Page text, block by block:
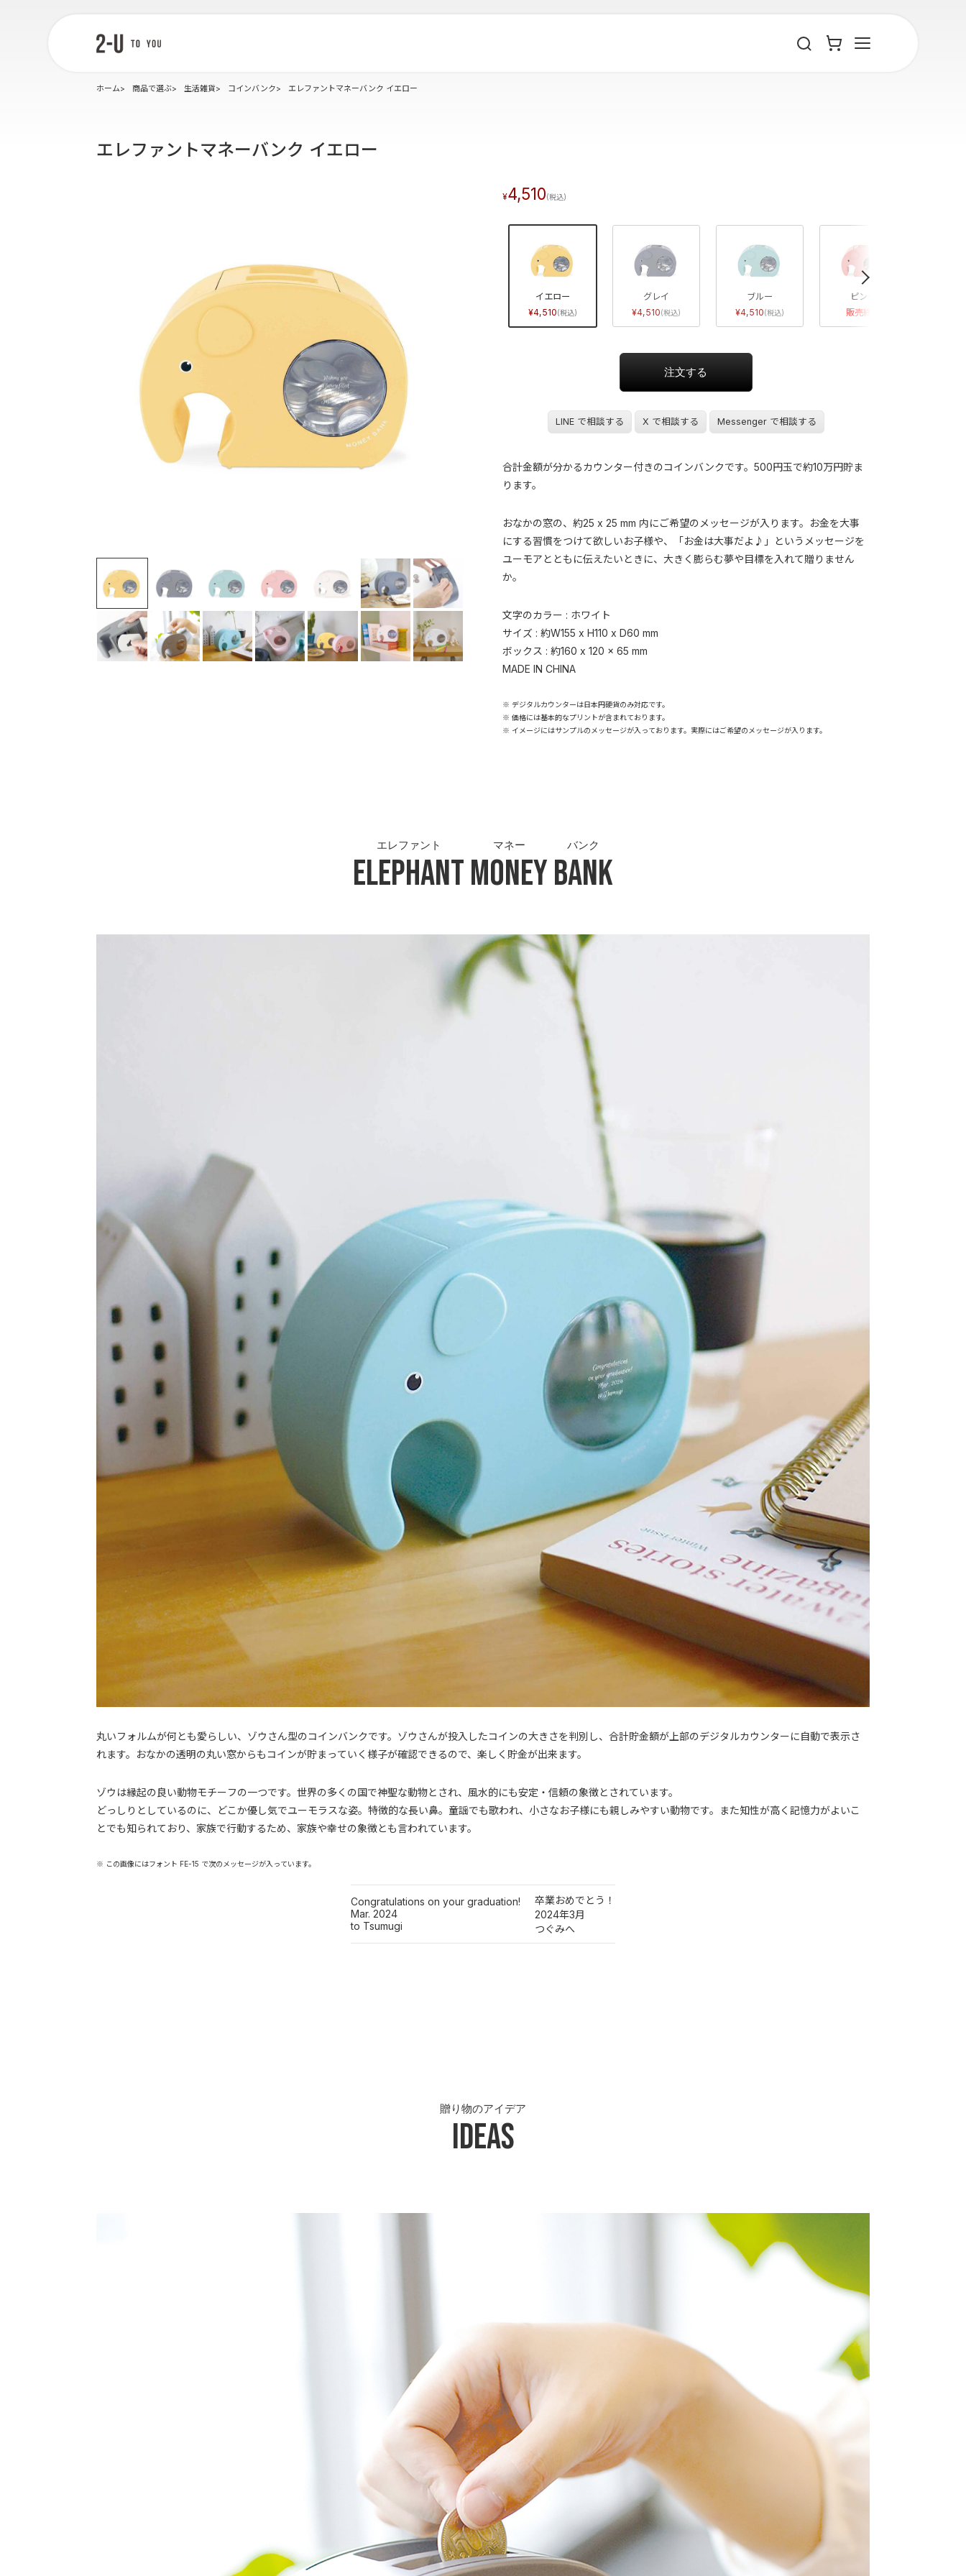
ホーム 商品で選ぶ 生活雑貨 コインバンク エレファントマネーバンク イエロー
エレファントマネーバンク イエロー
4,510
イエロー
4,510
グレイ
4,510
ブルー
4,510
ピンク
販売終了
LINE で相談する X で相談する Messenger で相談する
合計金額が分かるカウンター付きのコインバンクです。500円玉で約10万円貯ま
ります。
おなかの窓の、約25 x 25 mm 内にご希望のメッセージが入ります。お金を大事
にする習慣をつけて欲しいお子様や、「お金は大事だよ♪」というメッセージを
ユーモアとともに伝えたいときに、大きく膨らむ夢や目標を入れて贈りません
か。
文字のカラー : ホワイト
サイズ : 約W155 x H110 x D60 mm
ボックス : 約160 x 120 x 65 mm
MADE IN CHINA
※ デジタルカウンターは日本円硬貨のみ対応です。
※ 価格には基本的なプリントが含まれております。
※ イメージにはサンプルのメッセージが入っております。実際にはご希望のメッセージが入ります。
Elephant
エレファント
Money
マネー
Bank
バンク
丸いフォルムが何とも愛らしい、ゾウさん型のコインバンクです。ゾウさんが投入したコインの大きさを判別し、合計貯金額が上部のデジタルカウンターに自動で表示さ
れます。おなかの透明の丸い窓からもコインが貯まっていく様子が確認できるので、楽しく貯金が出来ます。
ゾウは縁起の良い動物モチーフの一つです。世界の多くの国で神聖な動物とされ、風水的にも安定・信頼の象徴とされています。
どっしりとしているのに、どこか優し気でユーモラスな姿。特徴的な長い鼻。童謡でも歌われ、小さなお子様にも親しみやすい動物です。また知性が高く記憶力がよいこ
とでも知られており、家族で行動するため、家族や幸せの象徴とも言われています。
※ この画像にはフォント FE-15 で次のメッセージが入っています。
Congratulations on your graduation!
Mar. 2024
to Tsumugi
卒業おめでとう！
2024年3月
つぐみへ
Ideas
贈り物のアイデア